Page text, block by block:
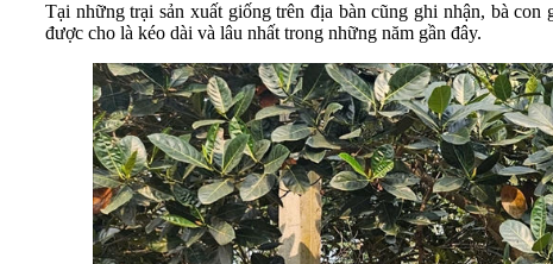
Tại những trại sản xuất giống trên địa bàn cũng ghi nhận, bà
được cho là kéo dài và lâu nhất trong những năm gần đây.